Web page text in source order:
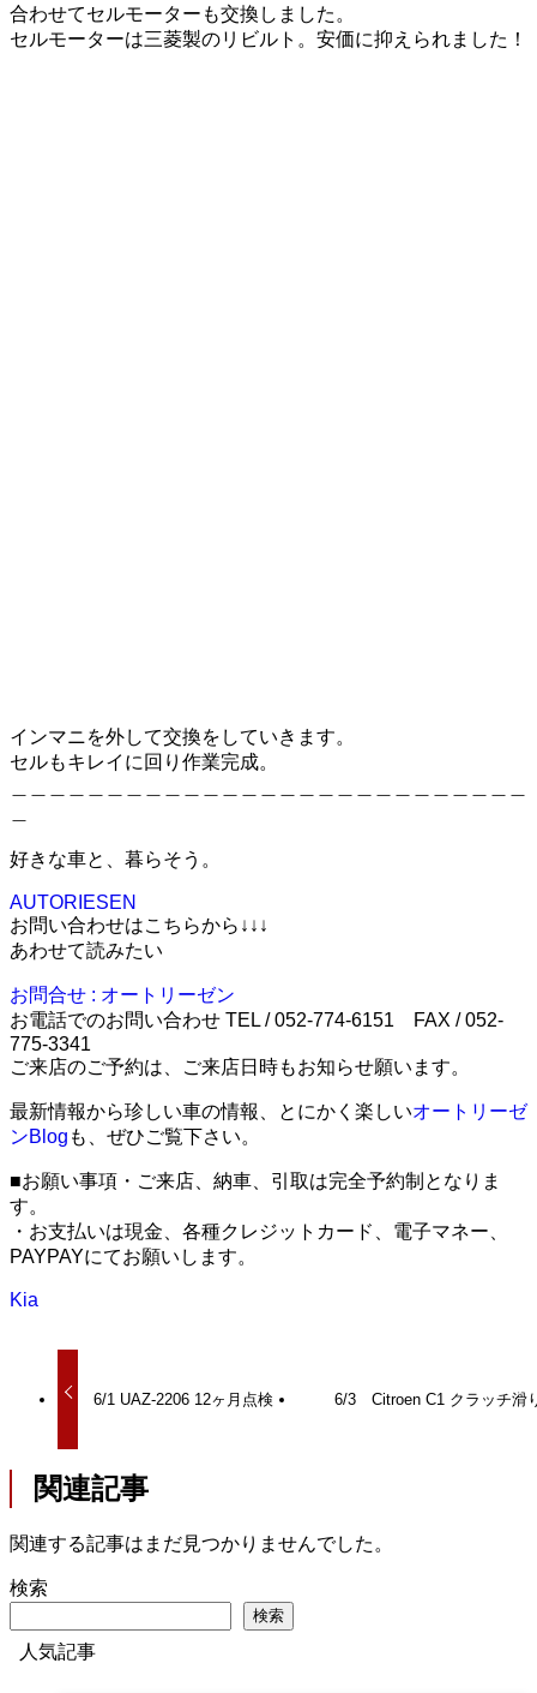
合わせてセルモーターも交換しました。
セルモーターは三菱製のリビルト。安価に抑えられました！
インマニを外して交換をしていきます。
セルもキレイに回り作業完成。
好きな車と、暮らそう。
AUTORIESEN
お問い合わせはこちらから↓↓↓
あわせて読みたい
お問合せ : オートリーゼン
お電話でのお問い合わせ TEL / 052-774-6151 FAX / 052-
775-3341
ご来店のご予約は、ご来店日時もお知らせ願います。
最新情報から珍しい車の情報、とにかく楽しいオートリーゼ
ンBlog も、ぜひご覧下さい。
■お願い事項・ご来店、納車、引取は完全予約制となりま
す。
・お支払いは現金、各種クレジットカード、電子マネー、
PAYPAYにてお願いします。
Kia
6/1 UAZ-2206 12ヶ月点検 6/3 Citroen C1 クラッチ滑
関連記事
関連する記事はまだ見つかりませんでした。
検索
検索
人気記事